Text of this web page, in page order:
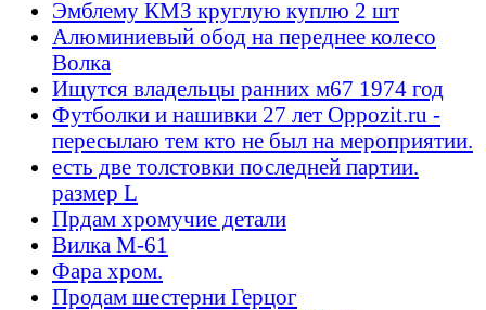
Эмблему КМЗ круглую куплю 2 шт
Алюминиевый обод на переднее колесо
Волка
Ищутся владельцы ранних м67 1974 год
Футболки и нашивки 27 лет Oppozit.ru -
пересылаю тем кто не был на мероприятии.
есть две толстовки последней партии.
размер L
Прдам хромучие детали
Вилка М-61
Фара хром.
Продам шестерни Герцог